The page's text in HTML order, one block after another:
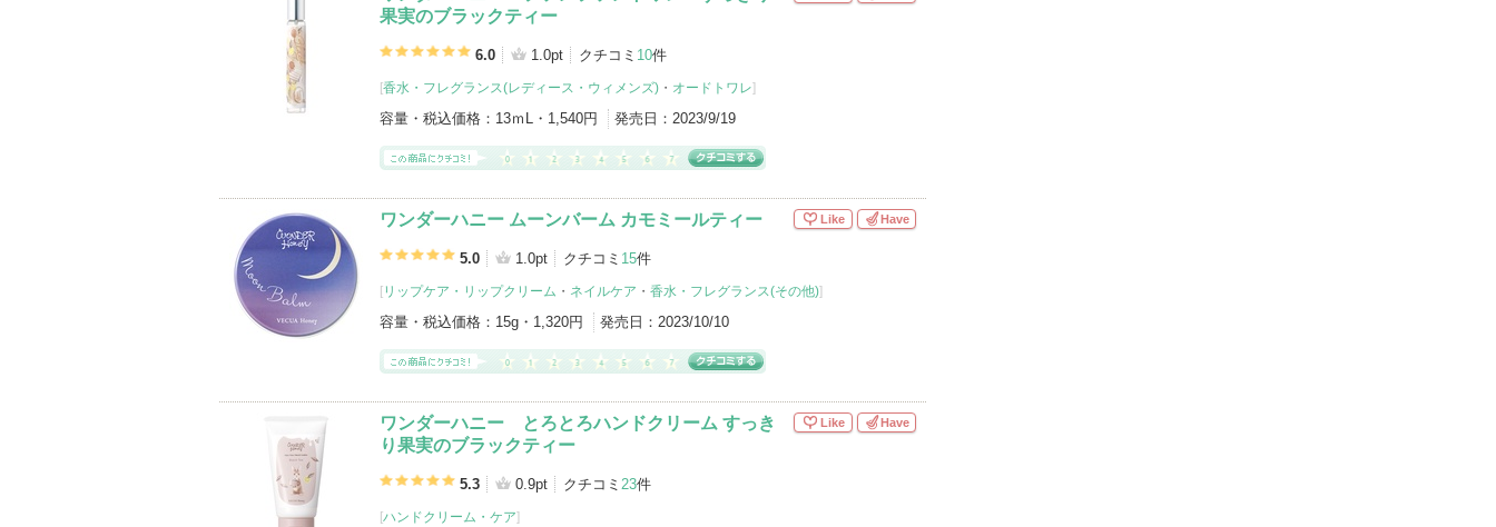
果実のブラックティー
6.0 1.0pt クチコミ 10件
[香水・フレグランス(レディース・ウィメンズ) ・ オードトワレ]
容量・税込価格： 13ｍL・1,540円 発売日： 2023/9/19
ワンダーハニー ムーンバーム カモミールティー
5.0 1.0pt クチコミ 15件
[ リップケア・リップクリーム ・ ネイルケア ・ 香水・フレグランス(その他)]
容量・税込価格： 15g・1,320円 発売日： 2023/10/10
Like Have
ワンダーハニー とろとろハンドクリーム すっき
り果実のブラックティー
5.3 0.9pt クチコミ 23件
[ハンドクリーム・ケア]
Like Have